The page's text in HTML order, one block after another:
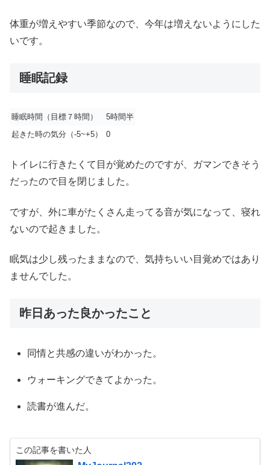
体重が増えやすい季節なので、今年は増えないようにした
いです。
睡眠記録
睡眠時間（目標７時間）
5時間半
起きた時の気分（-5~+5）
0
トイレに行きたくて目が覚めたのですが、ガマンできそう
だったので目を閉じました。
ですが、外に車がたくさん走ってる音が気になって、寝れ
ないので起きました。
眠気は少し残ったままなので、気持ちいい目覚めではあり
ませんでした。
昨日あった良かったこと
同情と共感の違いがわかった。
ウォーキングできてよかった。
読書が進んだ。
この記事を書いた人